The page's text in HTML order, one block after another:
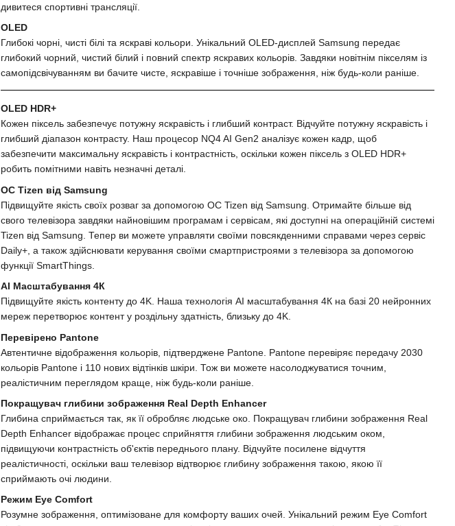
дивитеся спортивні трансляції.
OLED
Глибокі чорні, чисті білі та яскраві кольори. Унікальний OLED-дисплей Samsung передає
глибокий чорний, чистий білий і повний спектр яскравих кольорів. Завдяки новітнім пікселям із
самопідсвічуванням ви бачите чисте, яскравіше і точніше зображення, ніж будь-коли раніше.
OLED HDR+
Кожен піксель забезпечує потужну яскравість і глибший контраст. Відчуйте потужну яскравість і
глибший діапазон контрасту. Наш процесор NQ4 AI Gen2 аналізує кожен кадр, щоб
забезпечити максимальну яскравість і контрастність, оскільки кожен піксель з OLED HDR+
робить помітними навіть незначні деталі.
ОС Tizen від Samsung
Підвищуйте якість своїх розваг за допомогою ОС Tizen від Samsung. Отримайте більше від
свого телевізора завдяки найновішим програмам і сервісам, які доступні на операційній системі
Tizen від Samsung. Тепер ви можете управляти своїми повсякденними справами через сервіс
Daily+, а також здійснювати керування своїми смартпристроями з телевізора за допомогою
функції SmartThings.
AI Масштабування 4К
Підвищуйте якість контенту до 4K. Наша технологія AI масштабування 4К на базі 20 нейронних
мереж перетворює контент у роздільну здатність, близьку до 4K.
Перевірено Pantone
Автентичне відображення кольорів, підтверджене Pantone. Pantone перевіряє передачу 2030
кольорів Pantone і 110 нових відтінків шкіри. Тож ви можете насолоджуватися точним,
реалістичним переглядом краще, ніж будь-коли раніше.
Покращувач глибини зображення Real Depth Enhancer
Глибина сприймається так, як її обробляє людське око. Покращувач глибини зображення Real
Depth Enhancer відображає процес сприйняття глибини зображення людським оком,
підвищуючи контрастність об'єктів переднього плану. Відчуйте посилене відчуття
реалістичності, оскільки ваш телевізор відтворює глибину зображення такою, якою її
сприймають очі людини.
Режим Eye Comfort
Розумне зображення, оптимізоване для комфорту ваших очей. Унікальний режим Eye Comfort